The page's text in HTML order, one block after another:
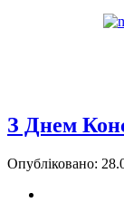
З Днем
Опубліковано: